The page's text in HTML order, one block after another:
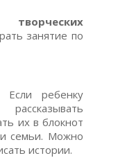
занятие по
Если ребенку
их в блокнот
семьи. Можно
истории.